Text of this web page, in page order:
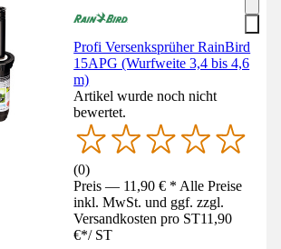
Profi Versenksprüher RainBird
15APG (Wurfweite 3,4 bis 4,6
m)
Artikel wurde noch nicht
bewertet.
(0)
Preis — 11,90 € * Alle Preise
inkl. MwSt. und ggf. zzgl.
Versandkosten pro ST11,90
€*/ ST